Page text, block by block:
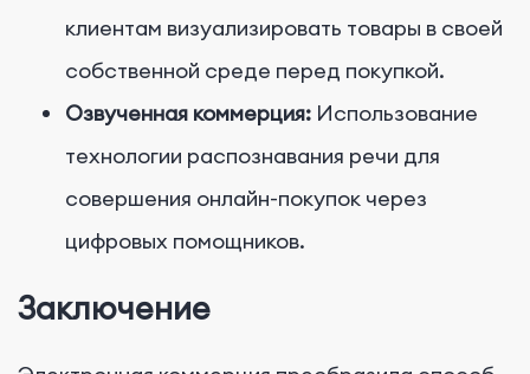
клиентам визуализировать товары в своей
собственной среде перед покупкой.
Озвученная коммерция: Использование
технологии распознавания речи для
совершения онлайн-покупок через
цифровых помощников.
Заключение